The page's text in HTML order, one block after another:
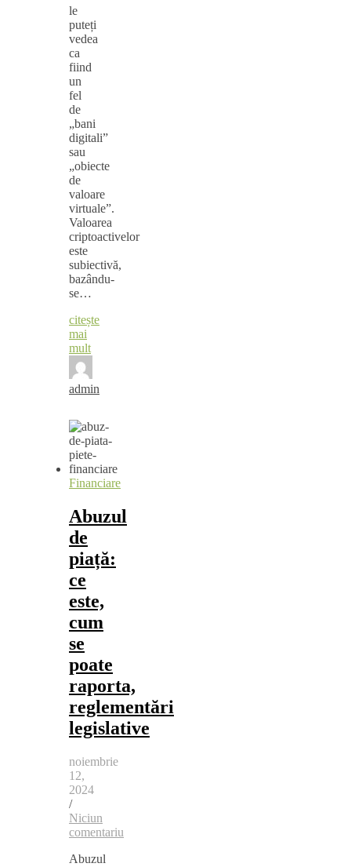
le
puteți
vedea
ca
fiind
un
fel
de
„bani
digitali”
sau
„obiecte
de
valoare
virtuale”.
Valoarea
criptoactivelor
este
subiectivă,
bazându-
se…
citește
mai
mult
admin
Financiare
Abuzul
de
piață:
ce
este,
cum
se
poate
raporta,
reglementări
legislative
noiembrie
12,
2024
/
Niciun
comentariu
Abuzul